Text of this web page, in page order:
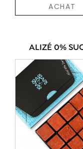
ACHAT
ALIZÉ 0%